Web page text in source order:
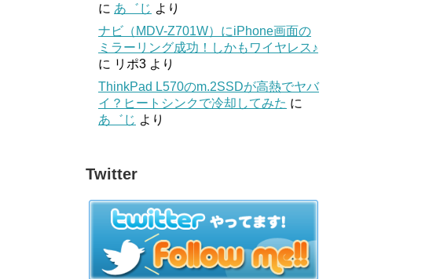
に あ゛じ より
ナビ（MDV-Z701W）にiPhone画面の
ミラーリング成功！しかもワイヤレス♪
に リポ3 より
ThinkPad L570のm.2SSDが高熱でヤバ
イ？ヒートシンクで冷却してみた に
あ゛じ より
Twitter